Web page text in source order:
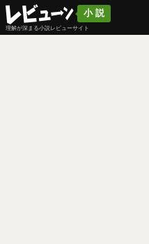
小説
理解が深まる小説レビューサイト